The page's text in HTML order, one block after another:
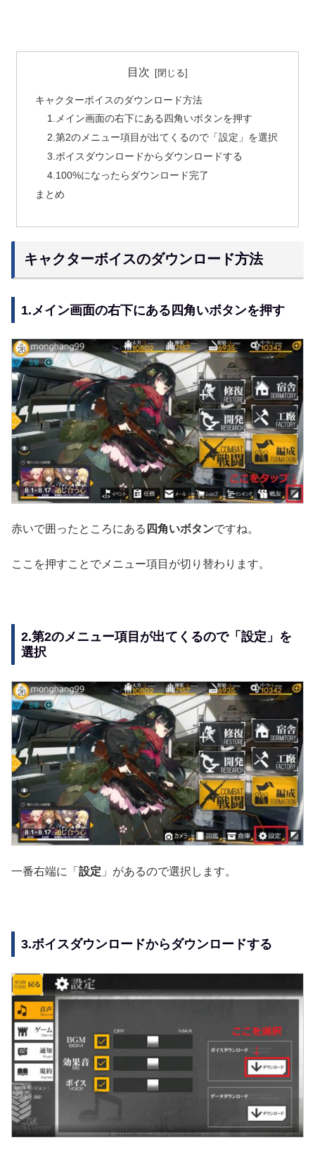
目次
キャクターボイスのダウンロード方法
1.メイン画面の右下にある四角いボタンを押す
2.第2のメニュー項目が出てくるので「設定」を選択
3.ボイスダウンロードからダウンロードする
4.100%になったらダウンロード完了
まとめ
キャクターボイスのダウンロード方法
1.メイン画面の右下にある四角いボタンを押す
赤いで囲ったところにある 四角いボタンですね。
ここを押すことでメニュー項目が切り替わります。
2.第2のメニュー項目が出てくるので「設定」を
選択
一番右端に「 設定 」があるので選択します。
3.ボイスダウンロードからダウンロードする